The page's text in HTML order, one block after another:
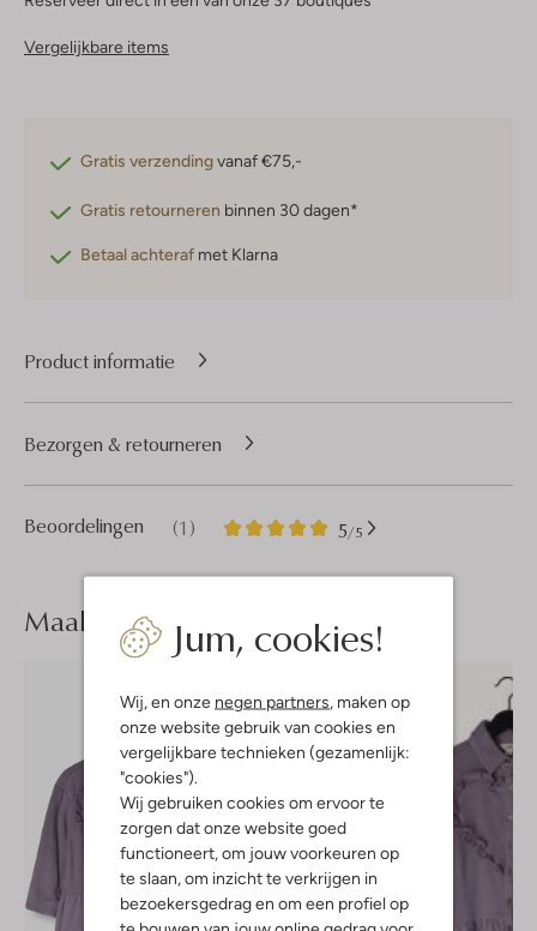
Jum, cookies!
Wij, en onze negen partners, maken op
onze website gebruik van cookies en
vergelijkbare technieken (gezamenlijk:
"cookies").
Wij gebruiken cookies om ervoor te
zorgen dat onze website goed
functioneert, om jouw voorkeuren op
te slaan, om inzicht te verkrijgen in
bezoekersgedrag en om een profiel op
Vergelijkbare items
Gratis verzendingvanaf €75,-
Gratis retourneren binnen 30 dagen*
Betaal achteraf met Klarna
Product informatie
Beoordelingen (1) 5/5
1
5
Bezorgen & retourneren
Maak je look compleet